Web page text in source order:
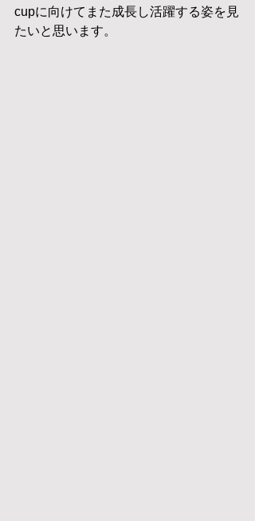
cupに向けてまた成長し活躍する姿を見
たいと思います。